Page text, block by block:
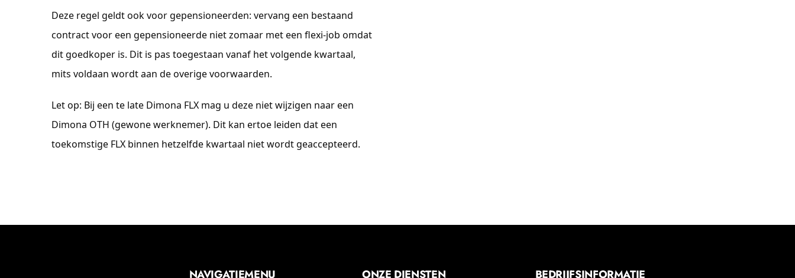
Deze regel geldt ook voor gepensioneerden: vervang een bestaand
contract voor een gepensioneerde niet zomaar met een flexi-job omdat
dit goedkoper is. Dit is pas toegestaan vanaf het volgende kwartaal,
mits voldaan wordt aan de overige voorwaarden.
Let op: Bij een te late Dimona FLX mag u deze niet wijzigen naar een
Dimona OTH (gewone werknemer). Dit kan ertoe leiden dat een
toekomstige FLX binnen hetzelfde kwartaal niet wordt geaccepteerd.
NAVIGATIEMENU ONZE DIENSTEN BEDRIJFSINFORMATIE